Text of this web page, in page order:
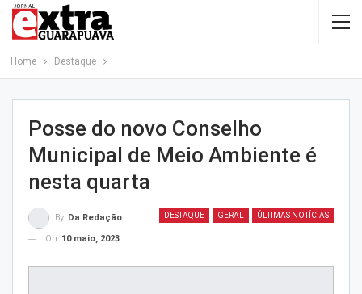
Home Destaque
Posse do novo Conselho
Municipal de Meio Ambiente é
nesta quarta
DESTAQUE GERAL ÚLTIMAS NOTÍCIAS
By Da Redação
On 10 maio, 2023